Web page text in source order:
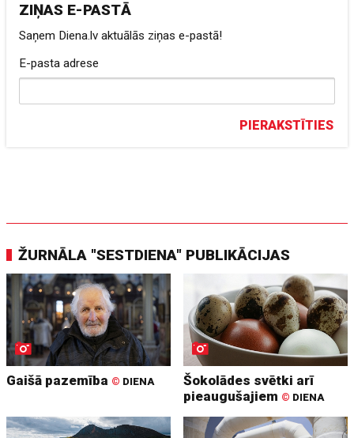
ZIŅAS E-PASTĀ
Saņem Diena.lv aktuālās ziņas e-pastā!
E-pasta adrese
PIERAKSTĪTIES
ŽURNĀLA "SESTDIENA" PUBLIKĀCIJAS
Gaišā pazemība © DIENA
Šokolādes svētki arī
pieaugušajiem © DIENA